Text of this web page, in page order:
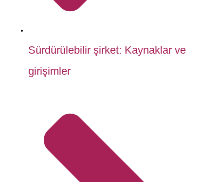
Sürdürülebilir şirket: Kaynaklar ve
girişimler